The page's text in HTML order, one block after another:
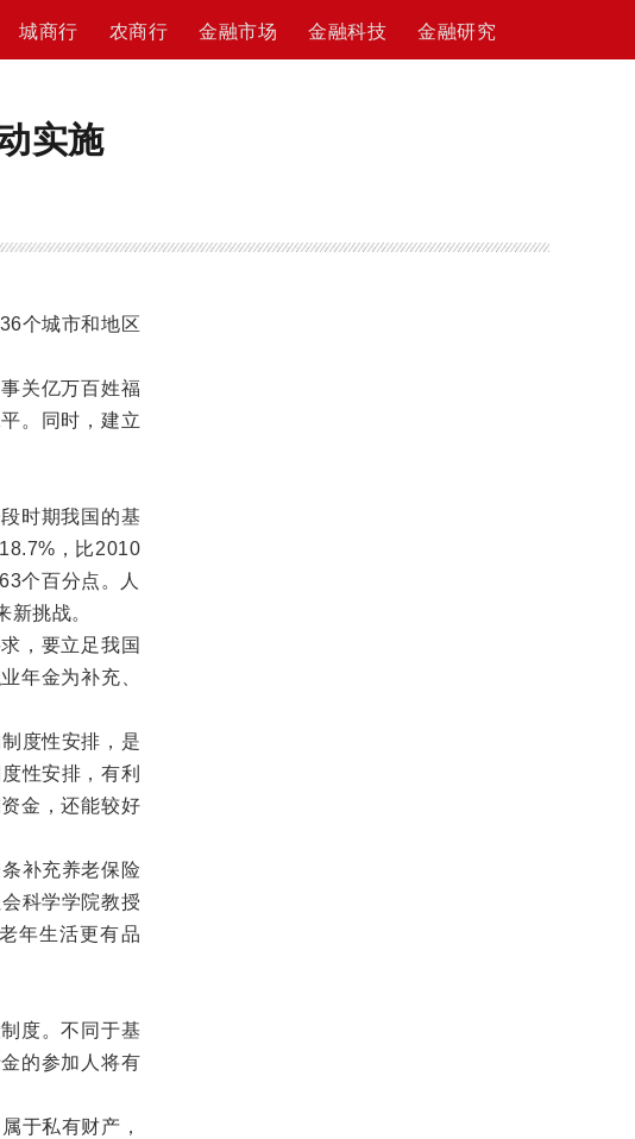
城商行 农商行 金融市场 金融科技 金融研究
实施
个城市和地区
关亿万百姓福
。同时，建立
时期我国的基
，比2010
个百分点。人
挑战。
，要立足我国
年金为补充、
度性安排，是
性安排，有利
金，还能较好
补充养老保险
科学学院教授
年生活更有品
度。不同于基
的参加人将有
于私有财产，